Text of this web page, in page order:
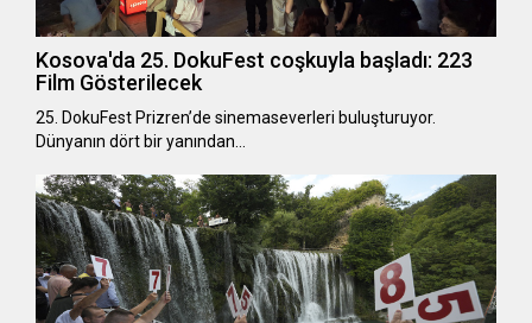
Kosova'da 25. DokuFest coşkuyla başladı: 223
Film Gösterilecek
25. DokuFest Prizren’de sinemaseverleri buluşturuyor.
Dünyanın dört bir yanından…